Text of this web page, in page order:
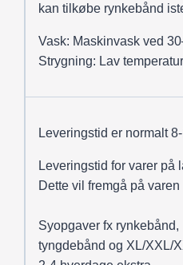
kan tilkøbe rynkebånd
Vask: Maskinvask ved
Strygning: Lav
Leveringstid er normalt
Leveringstid for varer på
Dette vil fremgå på varen
Syopgaver fx rynkebånd,
tyngdebånd og XL/XXL/